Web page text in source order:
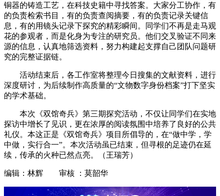
铜器的铸造工艺，在科技史籍中寻找答案。大家分工协作，有
的负责检索书目，有的负责查阅摘要，有的负责记录关键信
息，有的用镜头记录下探究的精彩瞬间。同学们不再是走马观
花的参观者，而是化身为专注的研究员。他们交叉验证不同来
源的信息，认真地筛选资料，努力构建起支撑自己团队问题研
究的完整证据链。
活动结束后，各工作室将整理今日搜集的文献资料，进行
深度研讨，为后续制作高质量的“文物数字身份档案”打下坚实
的学术基础。
本次《双馆奇兵》第三期探究活动，不仅让同学们在实地
探访中增长了见识，更在浓厚的阅读氛围中培养了良好的公共
礼仪。本这正是《双馆奇兵》项目所倡导的，在“做中学，学
中做，实行合一”。本次活动虽已结束，但寻根的足迹仍在延
续，传承的火种已然点亮。（王瑞芳）
编辑：林辉 审核 ：莫韶华